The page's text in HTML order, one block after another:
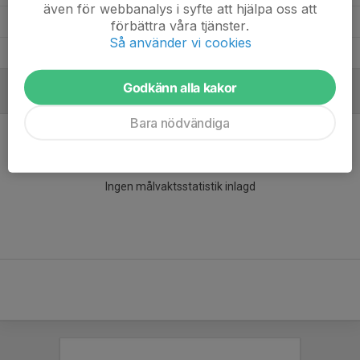
Alexander Lindgren 3 0
MÅLVAKTER
Ingen målvaktsstatistik inlagd
även för webbanalys i syfte att hjälpa oss att
förbättra våra tjänster.
Så använder vi cookies
Godkänn alla kakor
Bara nödvändiga